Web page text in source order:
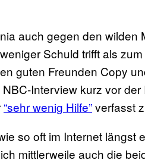
auch gegen den wilden
Schuld trifft als
guten Freunden Copy
Interview kurz vor
“sehr wenig Hilfe”verfasst
so oft im Internet längst
mittlerweile auch die